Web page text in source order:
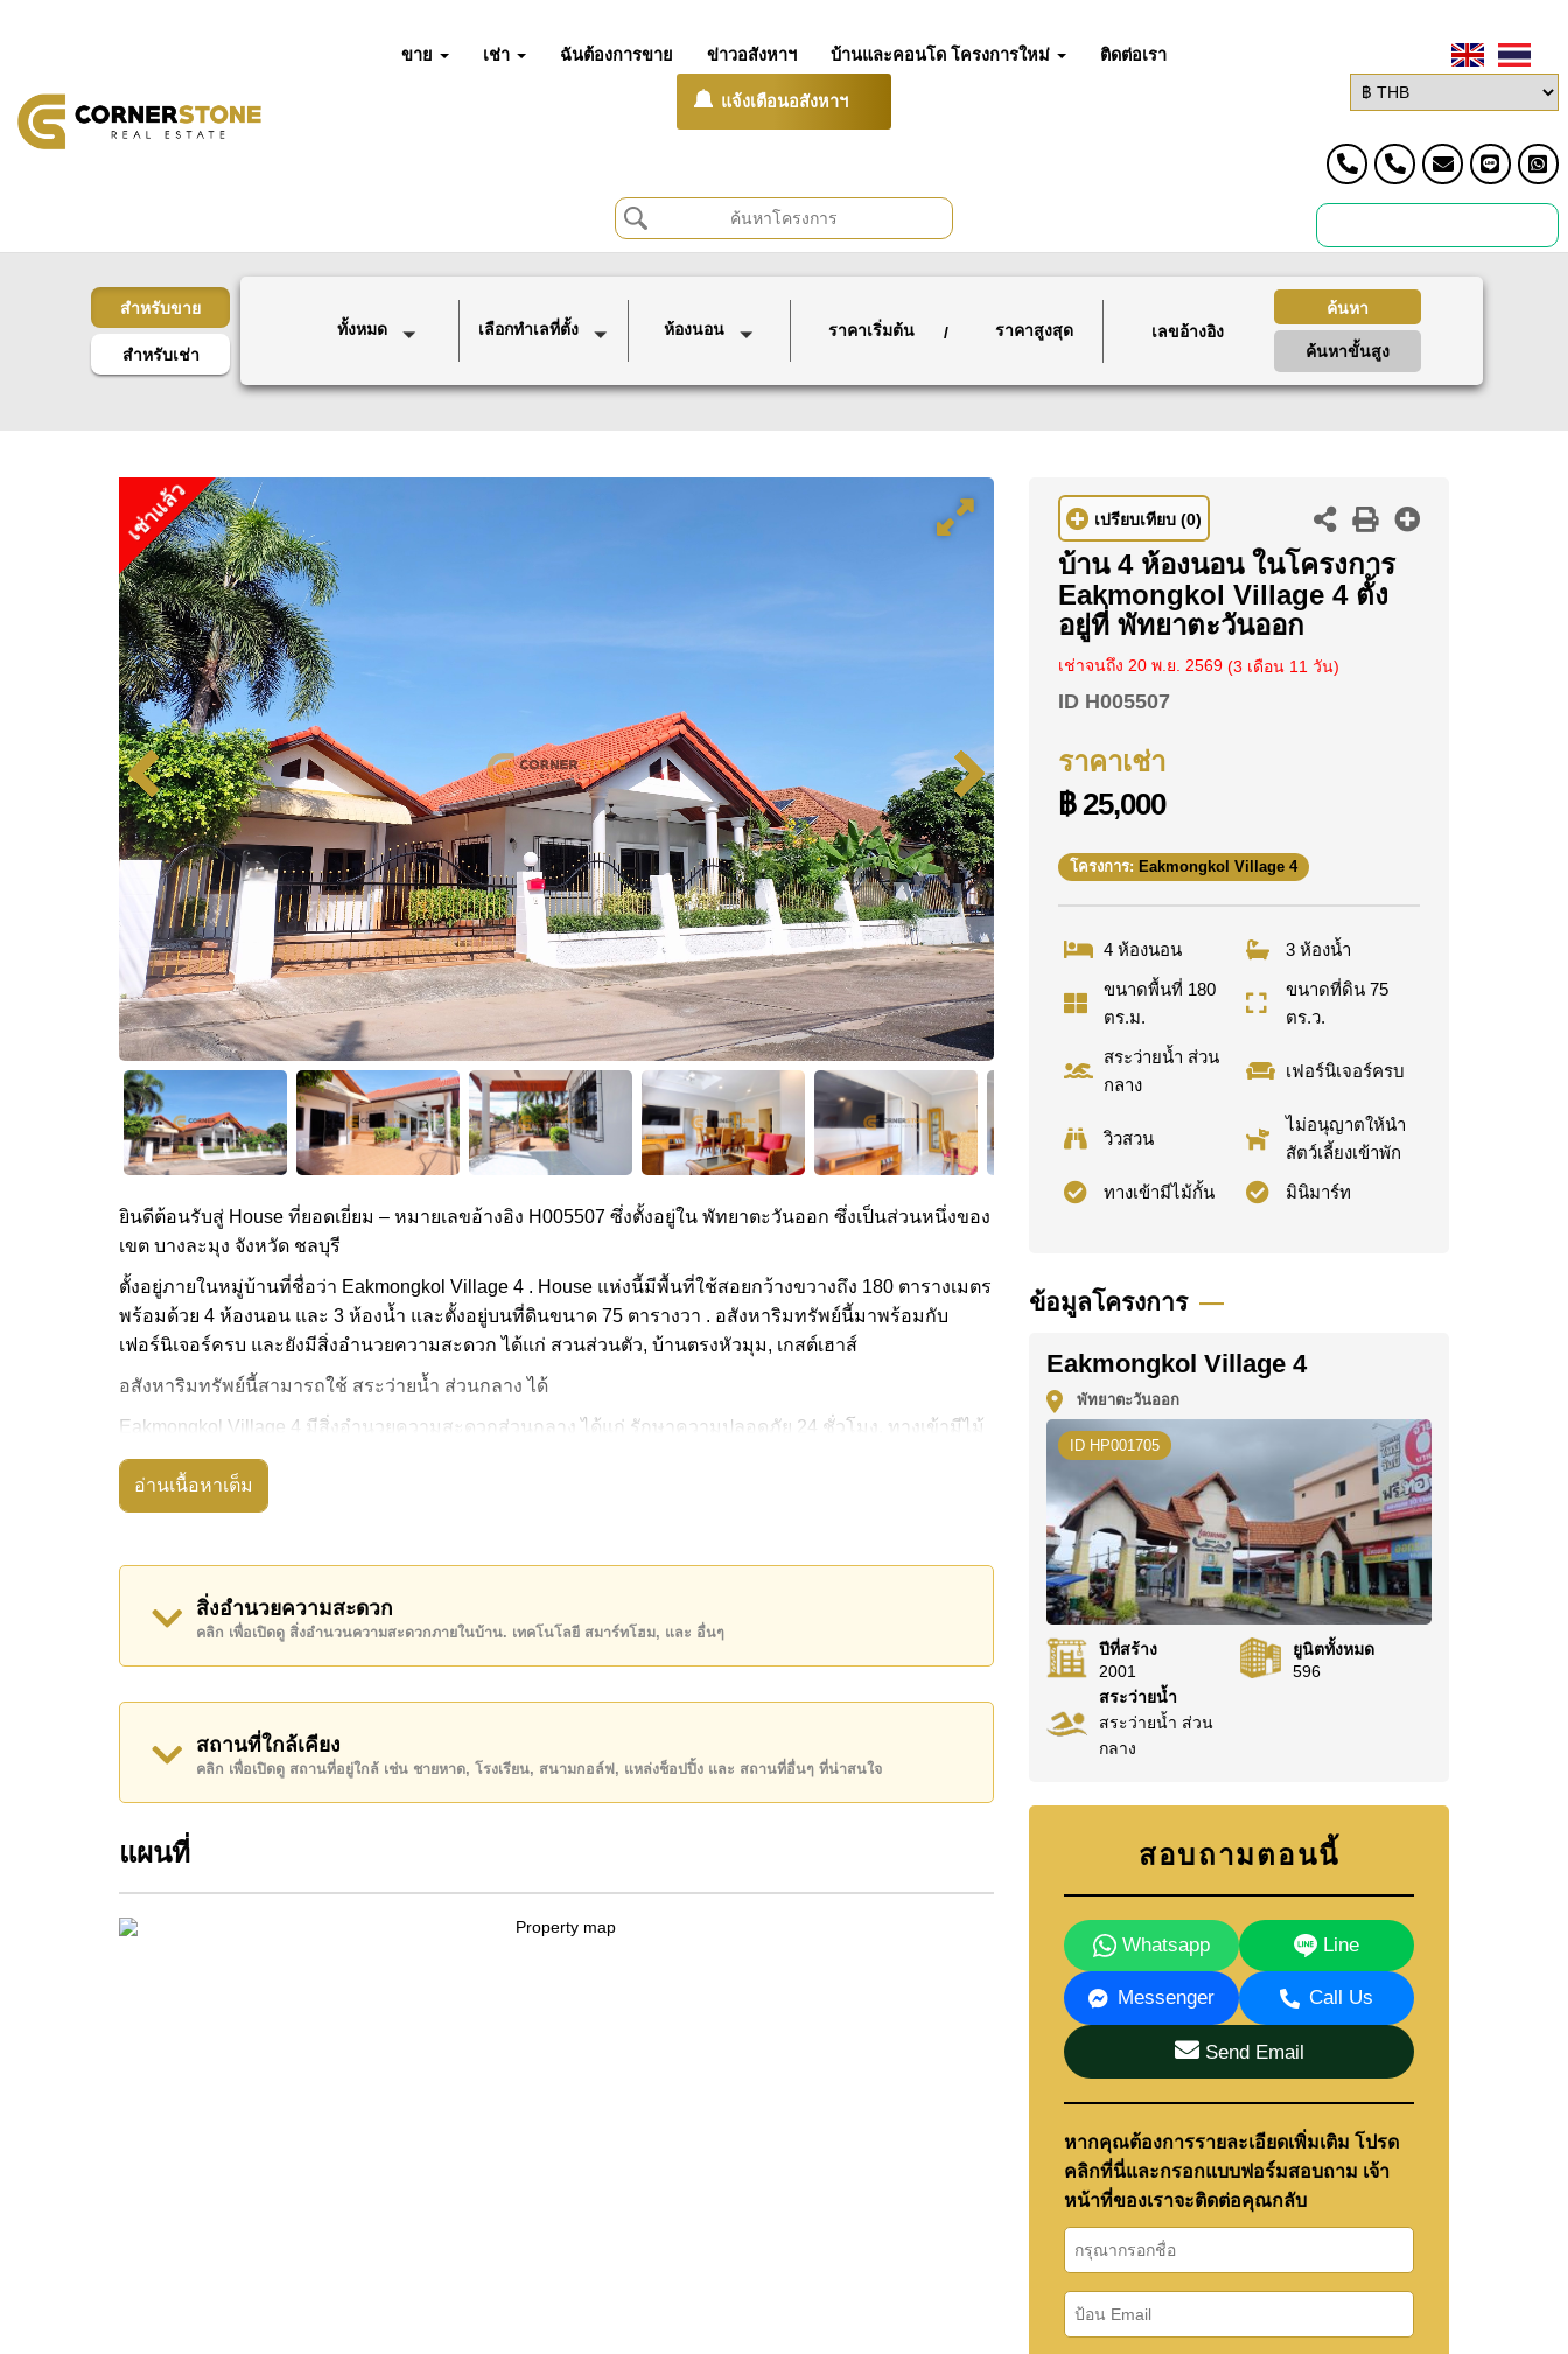
ขาย เช่า ฉันต้องการขาย ข่าวอสังหาฯ บ้านและคอนโด โครงการใหม่ ติดต่อเรา
แจ้งเตือนอสังหาฯ
สำหรับขาย
สำหรับเช่า
ทั้งหมด เลือกทำเลที่ตั้ง ห้องนอน ราคาเริ่มต้น / ราคาสูงสุด
ค้นหา
ค้นหาขั้นสูง
เช่าแล้ว
ยินดีต้อนรับสู่ House ที่ยอดเยี่ยม – หมายเลขอ้างอิง H005507 ซึ่งตั้งอยู่ใน พัทยาตะวันออก ซึ่งเป็นส่วนหนึ่งของ
เขต บางละมุง จังหวัด ชลบุรี
ตั้งอยู่ภายในหมู่บ้านที่ชื่อว่า Eakmongkol Village 4 . House แห่งนี้มีพื้นที่ใช้สอยกว้างขวางถึง 180 ตารางเมตร
พร้อมด้วย 4 ห้องนอน และ 3 ห้องน้ำ และตั้งอยู่บนที่ดินขนาด 75 ตารางวา . อสังหาริมทรัพย์นี้มาพร้อมกับ
เฟอร์นิเจอร์ครบ และยังมีสิ่งอำนวยความสะดวก ได้แก่ สวนส่วนตัว, บ้านตรงหัวมุม, เกสต์เฮาส์
อสังหาริมทรัพย์นี้สามารถใช้ สระว่ายน้ำ ส่วนกลาง ได้
Eakmongkol Village 4 มีสิ่งอำนวยความสะดวกส่วนกลาง ได้แก่ รักษาความปลอดภัย 24 ชั่วโมง, ทางเข้ามีไม้
กั้น, ร้านอาหาร/ร้านกาแฟในสถานที่, มินิมาร์ท
สถานที่สำคัญใกล้ Eakmongkol Village 4 ได้แก่: บิ๊กซีพัทยาใต้, ฟู๊ดแลนด์ , ตลาดน้ำสี่ภาคพัทยา, อันเดอร์วอ
อสังหาริมทรัพย์นี้เปิดให้เช่าระยะยาวในราคา ฿ 25,000 บาทต่อเดือน
โปรดทราบว่าราคาค่าเช่าที่ Cornerstone Real Estate โฆษณาเป็นราคาสำหรับสัญญาเช่า 1 ปี และต้องวาง
เงินมัดจำ 2 เดือนก่อนเข้าอยู่อาศัย
WhatsApp ของสำนักงาน: +66807945904 และ LINE: @cornerstonepattaya
อ่านเนื้อหาเต็ม
สิ่งอำนวยความสะดวก
คลิก เพื่อเปิดดู สิ่งอำนวนความสะดวกภายในบ้าน. เทคโนโลยี สมาร์ทโฮม, และ อื่นๆ
สถานที่ใกล้เคียง
คลิก เพื่อเปิดดู สถานที่อยู่ใกล้ เช่น ชายหาด, โรงเรียน, สนามกอล์ฟ, แหล่งช็อปปิ้ง และ สถานที่อื่นๆ ที่น่าสนใจ
แผนที่
เปรียบเทียบ (0)
บ้าน 4 ห้องนอน ในโครงการ
Eakmongkol Village 4 ตั้ง
อยู่ที่ พัทยาตะวันออก
เช่าจนถึง 20 พ.ย. 2569 (3 เดือน 11 วัน)
ID H005507
ราคาเช่า
฿ 25,000
โครงการ: Eakmongkol Village 4
4 ห้องนอน
3 ห้องน้ำ
ขนาดพื้นที่ 180
ตร.ม.
ขนาดที่ดิน 75
ตร.ว.
สระว่ายน้ำ ส่วน
กลาง
เฟอร์นิเจอร์ครบ
วิวสวน
ไม่อนุญาตให้นำ
สัตว์เลี้ยงเข้าพัก
ทางเข้ามีไม้กั้น
มินิมาร์ท
ข้อมูลโครงการ
Eakmongkol Village 4
พัทยาตะวันออก
ID HP001705
ปีที่สร้าง
2001
ยูนิตทั้งหมด
596
สระว่ายน้ำ
สระว่ายน้ำ ส่วน
กลาง
สอบถามตอนนี้
Whatsapp Line
Messenger Call Us
Send Email
หากคุณต้องการรายละเอียดเพิ่มเติม โปรด
คลิกที่นี่และกรอกแบบฟอร์มสอบถาม เจ้า
หน้าที่ของเราจะติดต่อคุณกลับ